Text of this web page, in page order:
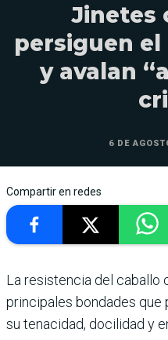
Jinetes
persiguen
y avalan
6 DE
Compartir en redes
La resistencia del caballo
principales bondades que
su tenacidad, docilidad y